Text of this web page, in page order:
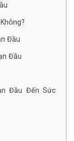
Đầu
Đầu
Đầu Đến Sức